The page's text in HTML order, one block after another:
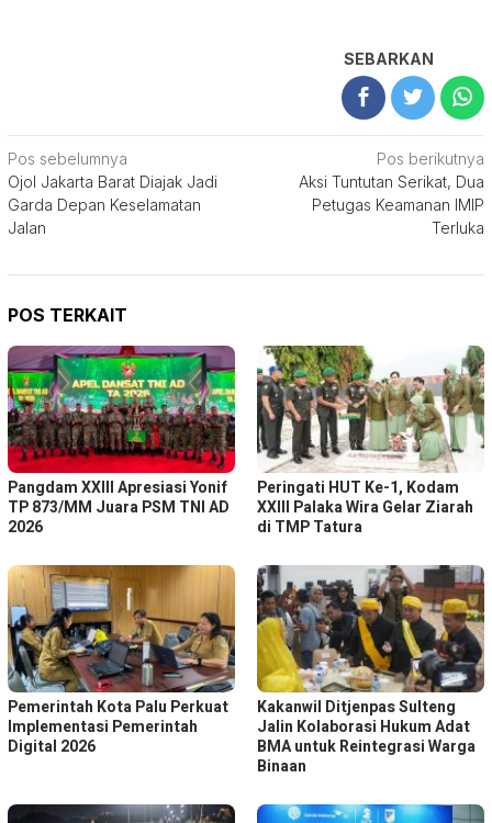
SEBARKAN
Navigasi
pos
Pos sebelumnya
Ojol Jakarta Barat Diajak Jadi
Garda Depan Keselamatan
Jalan
Pos berikutnya
Aksi Tuntutan Serikat, Dua
Petugas Keamanan IMIP
Terluka
POS TERKAIT
Pangdam XXIII Apresiasi Yonif
TP 873/MM Juara PSM TNI AD
2026
Peringati HUT Ke-1, Kodam
XXIII Palaka Wira Gelar Ziarah
di TMP Tatura
Pemerintah Kota Palu Perkuat
Implementasi Pemerintah
Digital 2026
Kakanwil Ditjenpas Sulteng
Jalin Kolaborasi Hukum Adat
BMA untuk Reintegrasi Warga
Binaan